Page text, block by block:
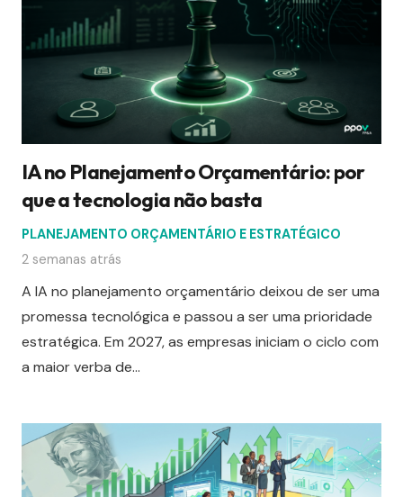
IA no Planejamento Orçamentário: por
que a tecnologia não basta
PLANEJAMENTO ORÇAMENTÁRIO E ESTRATÉGICO
2 semanas atrás
A IA no planejamento orçamentário deixou de ser uma
promessa tecnológica e passou a ser uma prioridade
estratégica. Em 2027, as empresas iniciam o ciclo com
a maior verba de…